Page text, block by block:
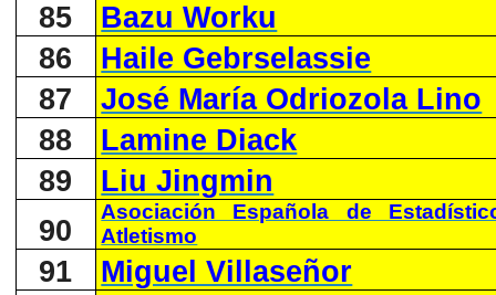
85
Bazu Worku
86
Haile Gebrselassie
87
José María Odriozola Lino
88
Lamine Diack
89
Liu Jingmin
90
Asociación Española de
Atletismo
91
Miguel Villaseñor